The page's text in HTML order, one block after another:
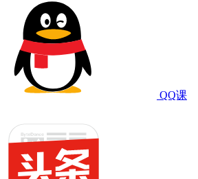
QQ课